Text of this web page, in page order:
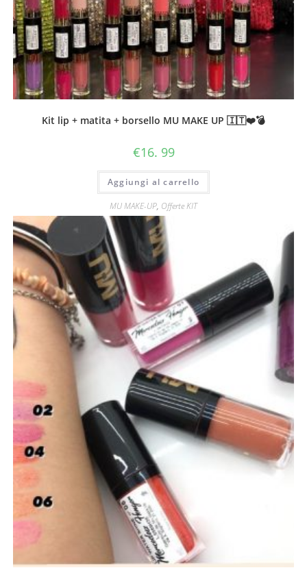
Kit lip + matita + borsello MU MAKE UP 🇮🇹❤️💣
€16. 99
Aggiungi al carrello
MU MAKE-UP, Offerte KIT